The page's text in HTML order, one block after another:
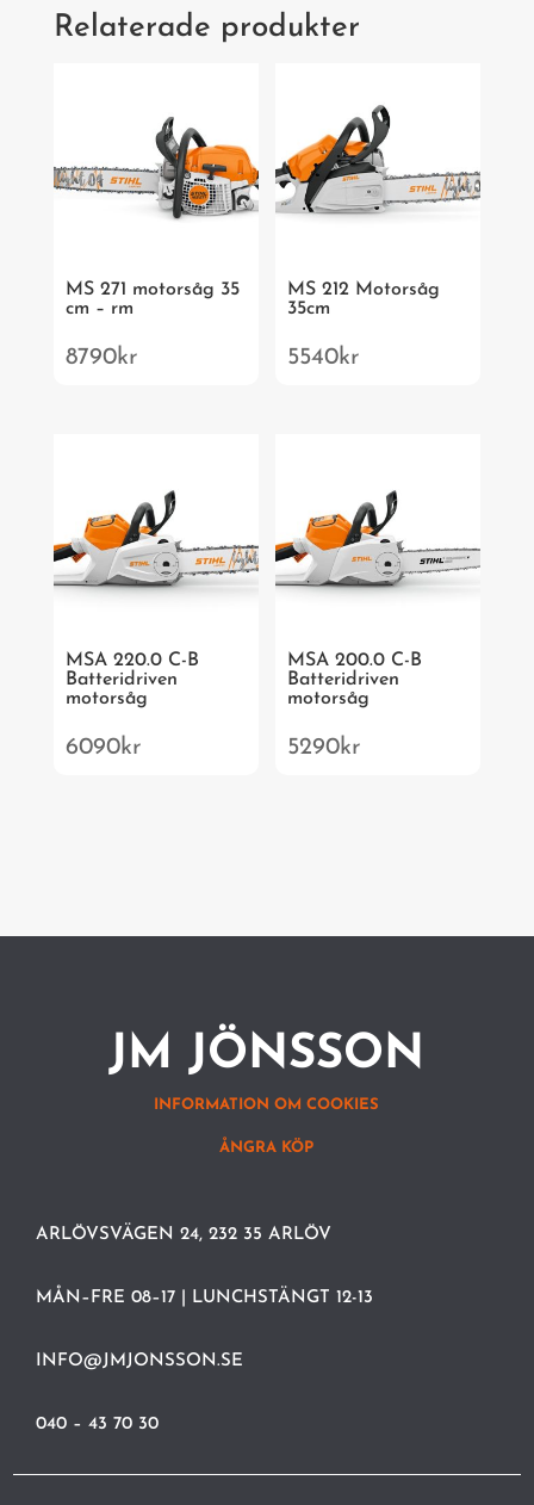
Relaterade produkter
MS 271 motorsåg 35
cm – rm
8790kr
MS 212 Motorsåg
35cm
5540kr
MSA 220.0 C-B
Batteridriven
motorsåg
6090kr
MSA 200.0 C-B
Batteridriven
motorsåg
5290kr
JM JÖNSSON
INFORMATION OM COOKIES
ÅNGRA KÖP
ARLÖVSVÄGEN 24, 232 35 ARLÖV
MÅN–FRE 08–17 | LUNCHSTÄNGT 12-13
INFO@JMJONSSON.SE
040 – 43 70 30